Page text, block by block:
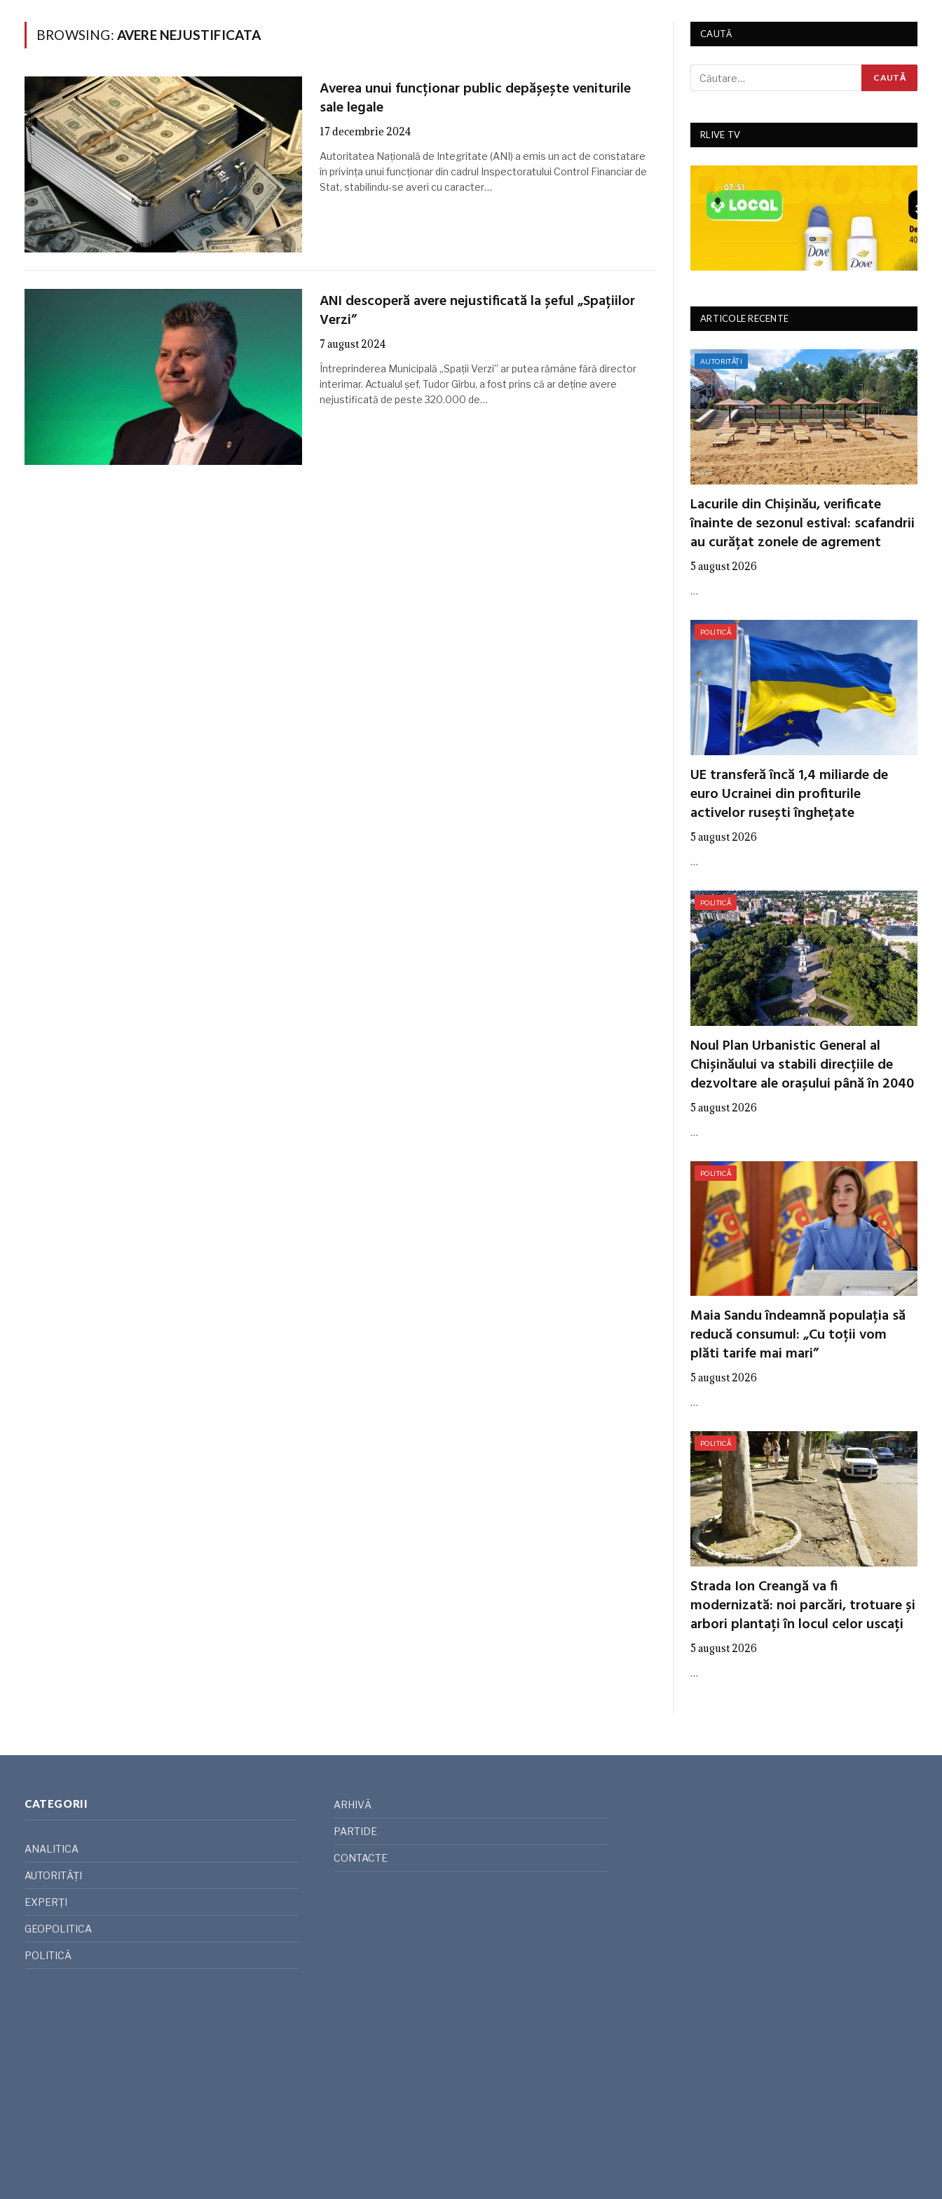
BROWSING: AVERE NEJUSTIFICATA
Averea unui funcționar public depășește veniturile
sale legale
17 decembrie 2024
Autoritatea Națională de Integritate (ANI) a emis un act de constatare
în privința unui funcționar din cadrul Inspectoratului Control Financiar de
Stat, stabilindu-se averi cu caracter…
ANI descoperă avere nejustificată la șeful „Spațiilor
Verzi”
7 august 2024
Întreprinderea Municipală „Spații Verzi” ar putea rămâne fără director
interimar. Actualul șef, Tudor Gîrbu, a fost prins că ar deține avere
nejustificată de peste 320.000 de…
CAUTĂ
RLIVE TV
ARTICOLE RECENTE
AUTORITĂȚI
Lacurile din Chișinău, verificate
înainte de sezonul estival: scafandrii
au curățat zonele de agrement
5 august 2026
…
POLITICĂ
UE transferă încă 1,4 miliarde de
euro Ucrainei din profiturile
activelor rusești înghețate
5 august 2026
…
POLITICĂ
Noul Plan Urbanistic General al
Chișinăului va stabili direcțiile de
dezvoltare ale orașului până în 2040
5 august 2026
…
POLITICĂ
Maia Sandu îndeamnă populația să
reducă consumul: „Cu toții vom
plăti tarife mai mari”
5 august 2026
…
POLITICĂ
Strada Ion Creangă va fi
modernizată: noi parcări, trotuare și
arbori plantați în locul celor uscați
5 august 2026
…
CATEGORII
ANALITICA
AUTORITĂȚI
EXPERȚI
GEOPOLITICA
POLITICĂ
ARHIVĂ
PARTIDE
CONTACTE